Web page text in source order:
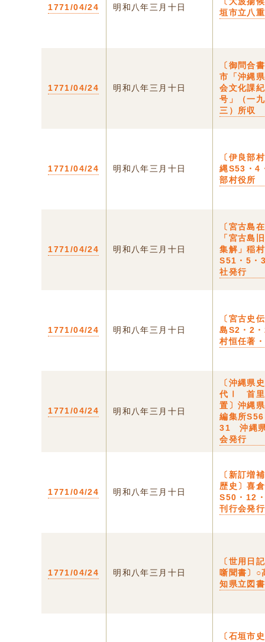
1771/04/24 明和八年三月十日
垣市立八
1771/04/24 明和八年三月十日
〔御問合
市「沖縄
会文化課
号」（一
三）所収
1771/04/24 明和八年三月十日
〔伊良部
縄S53・
部村役所
1771/04/24 明和八年三月十日
〔宮古島
「宮古島
集解」稲
S51・5
社発行
1771/04/24 明和八年三月十日
〔宮古史
島S2・2
村恒任著
1771/04/24 明和八年三月十日
〔沖縄県
代Ⅰ 首里
置〕沖縄
編集所
31 沖縄
会発行
1771/04/24 明和八年三月十日
〔新訂増
歴史〕喜
S50・12
刊行会発行
1771/04/24 明和八年三月十日
〔世用日
噺聞書〕○
知県立図
〔石垣市